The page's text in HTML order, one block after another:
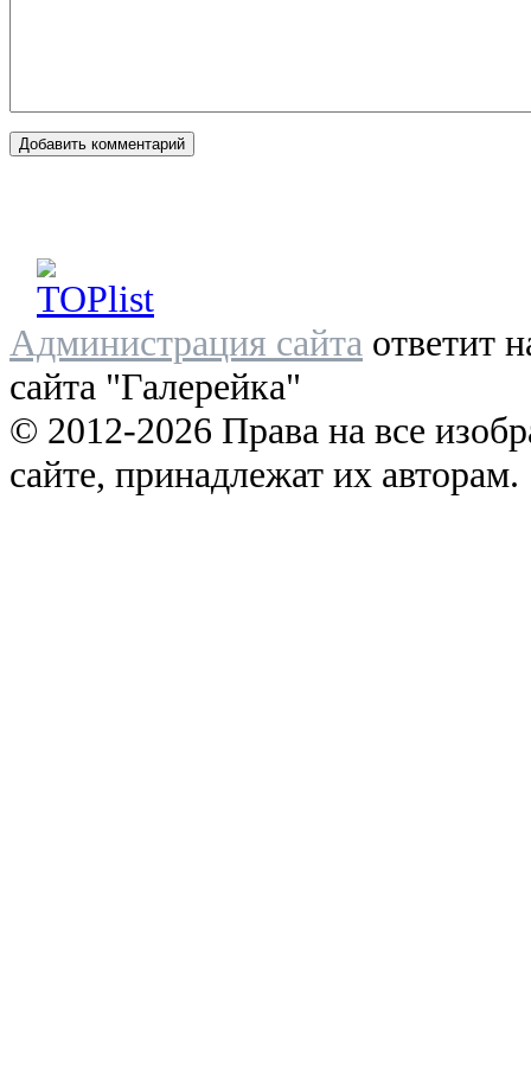
Администрация сайта ответит
сайта "Галерейка"
© 2012-2026 Права на все
сайте, принадлежат их авторам.